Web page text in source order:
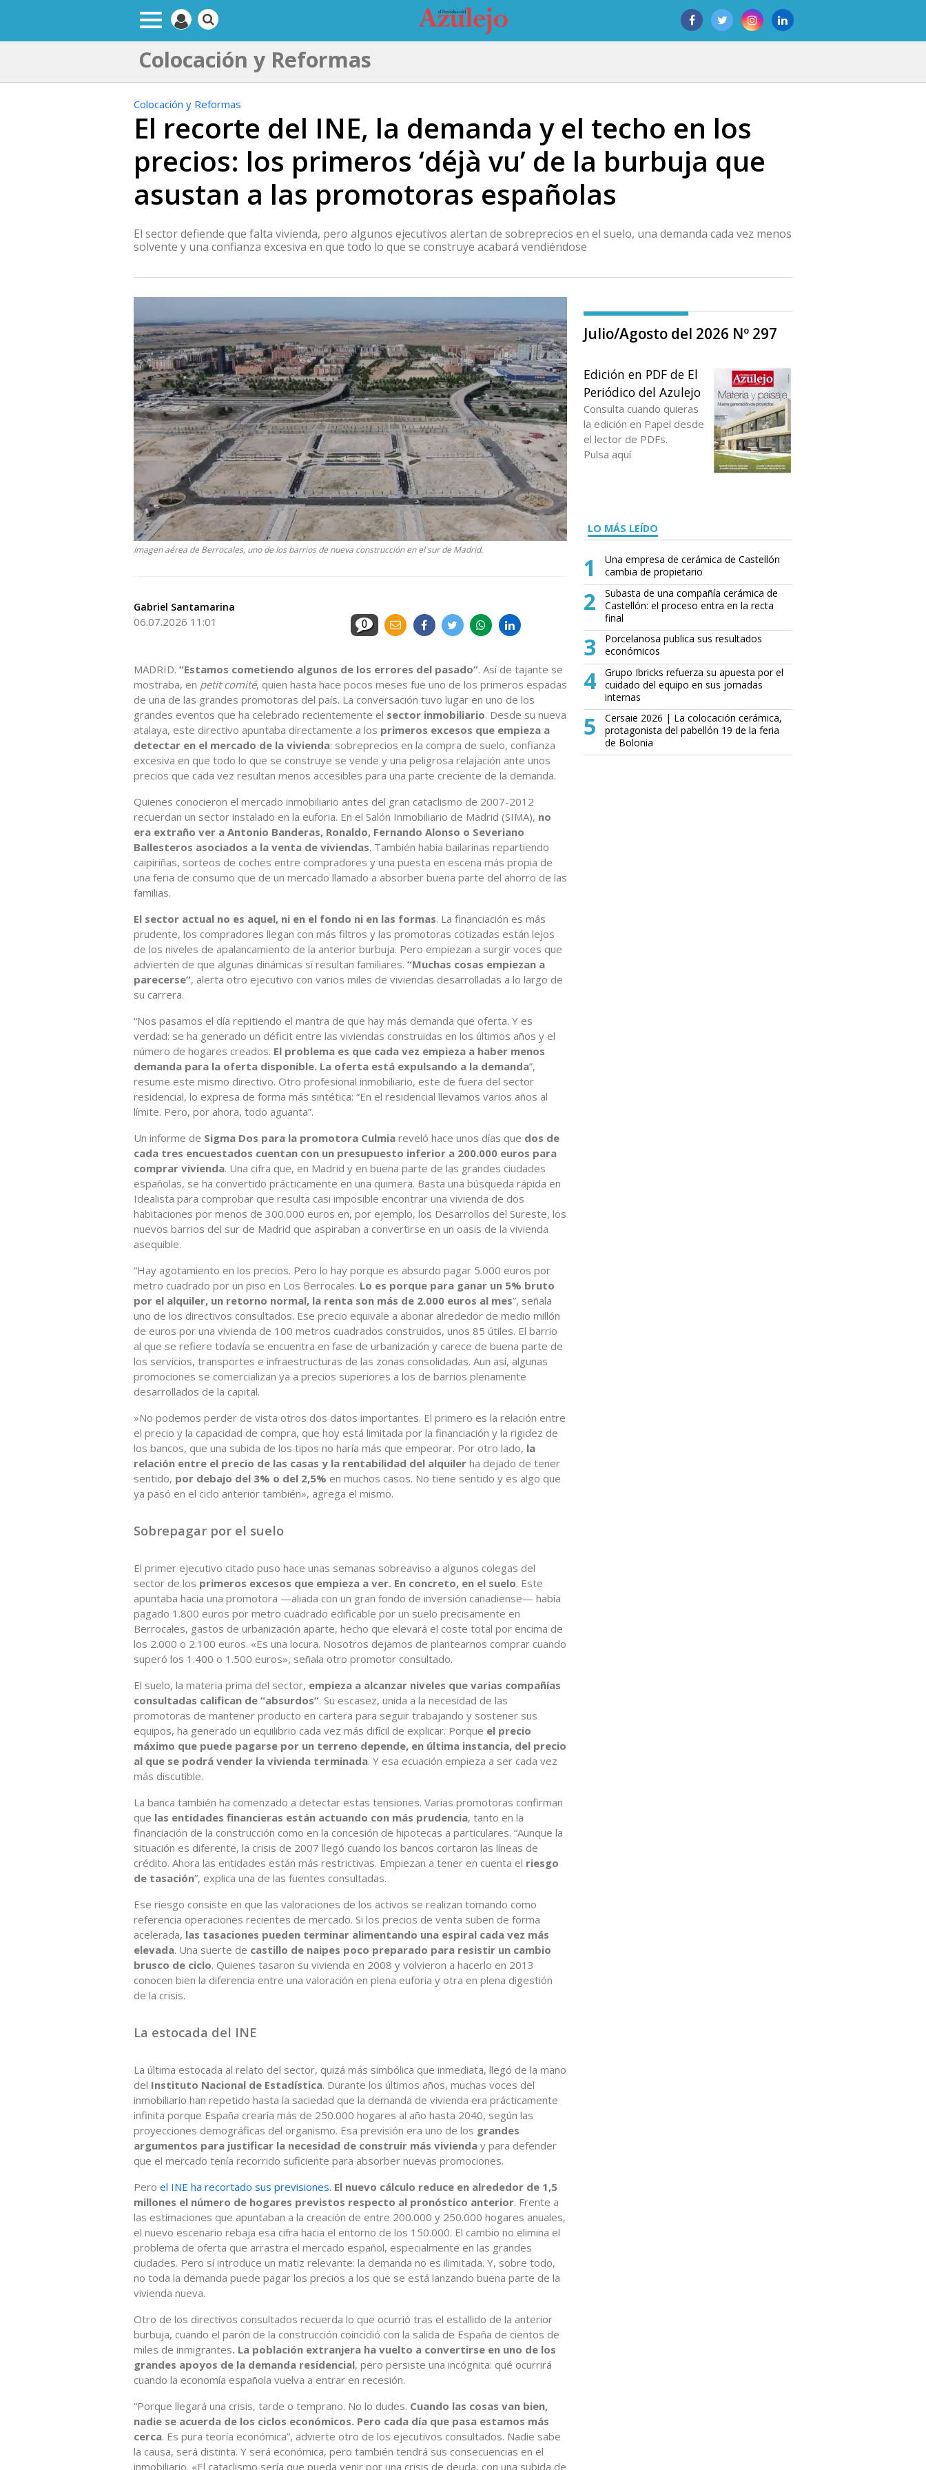
Colocación y Reformas
Colocación y Reformas
El recorte del INE, la demanda y el techo en los
precios: los primeros ‘déjà vu’ de la burbuja que
asustan a las promotoras españolas
El sector defiende que falta vivienda, pero algunos ejecutivos alertan de sobreprecios en el suelo, una demanda cada vez menos
solvente y una confianza excesiva en que todo lo que se construye acabará vendiéndose
Imagen aérea de Berrocales, uno de los barrios de nueva construcción en el sur de Madrid.
Gabriel Santamarina
06.07.2026 11:01 0
MADRID. “Estamos cometiendo algunos de los errores del pasado”. Así de tajante se
mostraba, en petit comité, quien hasta hace pocos meses fue uno de los primeros espadas
de una de las grandes promotoras del país. La conversación tuvo lugar en uno de los
grandes eventos que ha celebrado recientemente el sector inmobiliario. Desde su nueva
atalaya, este directivo apuntaba directamente a los primeros excesos que empieza a
detectar en el mercado de la vivienda: sobreprecios en la compra de suelo, confianza
excesiva en que todo lo que se construye se vende y una peligrosa relajación ante unos
precios que cada vez resultan menos accesibles para una parte creciente de la demanda.
Quienes conocieron el mercado inmobiliario antes del gran cataclismo de 2007-2012
recuerdan un sector instalado en la euforia. En el Salón Inmobiliario de Madrid (SIMA), no
era extraño ver a Antonio Banderas, Ronaldo, Fernando Alonso o Severiano
Ballesteros asociados a la venta de viviendas. También había bailarinas repartiendo
caipiriñas, sorteos de coches entre compradores y una puesta en escena más propia de
una feria de consumo que de un mercado llamado a absorber buena parte del ahorro de las
familias.
El sector actual no es aquel, ni en el fondo ni en las formas. La financiación es más
prudente, los compradores llegan con más filtros y las promotoras cotizadas están lejos
de los niveles de apalancamiento de la anterior burbuja. Pero empiezan a surgir voces que
advierten de que algunas dinámicas sí resultan familiares. “Muchas cosas empiezan a
parecerse”, alerta otro ejecutivo con varios miles de viviendas desarrolladas a lo largo de
su carrera.
“Nos pasamos el día repitiendo el mantra de que hay más demanda que oferta. Y es
verdad: se ha generado un déficit entre las viviendas construidas en los últimos años y el
número de hogares creados. El problema es que cada vez empieza a haber menos
demanda para la oferta disponible. La oferta está expulsando a la demanda”,
resume este mismo directivo. Otro profesional inmobiliario, este de fuera del sector
residencial, lo expresa de forma más sintética: “En el residencial llevamos varios años al
límite. Pero, por ahora, todo aguanta”.
Un informe de Sigma Dos para la promotora Culmia reveló hace unos días que dos de
cada tres encuestados cuentan con un presupuesto inferior a 200.000 euros para
comprar vivienda. Una cifra que, en Madrid y en buena parte de las grandes ciudades
españolas, se ha convertido prácticamente en una quimera. Basta una búsqueda rápida en
Idealista para comprobar que resulta casi imposible encontrar una vivienda de dos
habitaciones por menos de 300.000 euros en, por ejemplo, los Desarrollos del Sureste, los
nuevos barrios del sur de Madrid que aspiraban a convertirse en un oasis de la vivienda
asequible.
“Hay agotamiento en los precios. Pero lo hay porque es absurdo pagar 5.000 euros por
metro cuadrado por un piso en Los Berrocales. Lo es porque para ganar un 5% bruto
por el alquiler, un retorno normal, la renta son más de 2.000 euros al mes”, señala
uno de los directivos consultados. Ese precio equivale a abonar alrededor de medio millón
de euros por una vivienda de 100 metros cuadrados construidos, unos 85 útiles. El barrio
al que se refiere todavía se encuentra en fase de urbanización y carece de buena parte de
los servicios, transportes e infraestructuras de las zonas consolidadas. Aun así, algunas
promociones se comercializan ya a precios superiores a los de barrios plenamente
desarrollados de la capital.
»No podemos perder de vista otros dos datos importantes. El primero es la relación entre
el precio y la capacidad de compra, que hoy está limitada por la financiación y la rigidez de
los bancos, que una subida de los tipos no haría más que empeorar. Por otro lado, la
relación entre el precio de las casas y la rentabilidad del alquiler ha dejado de tener
sentido, por debajo del 3% o del 2,5% en muchos casos. No tiene sentido y es algo que
ya pasó en el ciclo anterior también», agrega el mismo.
Sobrepagar por el suelo
El primer ejecutivo citado puso hace unas semanas sobreaviso a algunos colegas del
sector de los primeros excesos que empieza a ver. En concreto, en el suelo. Este
apuntaba hacia una promotora —aliada con un gran fondo de inversión canadiense— había
pagado 1.800 euros por metro cuadrado edificable por un suelo precisamente en
Berrocales, gastos de urbanización aparte, hecho que elevará el coste total por encima de
los 2.000 o 2.100 euros. «Es una locura. Nosotros dejamos de plantearnos comprar cuando
superó los 1.400 o 1.500 euros», señala otro promotor consultado.
El suelo, la materia prima del sector, empieza a alcanzar niveles que varias compañías
consultadas califican de “absurdos”. Su escasez, unida a la necesidad de las
promotoras de mantener producto en cartera para seguir trabajando y sostener sus
equipos, ha generado un equilibrio cada vez más difícil de explicar. Porque el precio
máximo que puede pagarse por un terreno depende, en última instancia, del precio
al que se podrá vender la vivienda terminada. Y esa ecuación empieza a ser cada vez
más discutible.
La banca también ha comenzado a detectar estas tensiones. Varias promotoras confirman
que las entidades financieras están actuando con más prudencia, tanto en la
financiación de la construcción como en la concesión de hipotecas a particulares. “Aunque la
situación es diferente, la crisis de 2007 llegó cuando los bancos cortaron las líneas de
crédito. Ahora las entidades están más restrictivas. Empiezan a tener en cuenta el riesgo
de tasación”, explica una de las fuentes consultadas.
Ese riesgo consiste en que las valoraciones de los activos se realizan tomando como
referencia operaciones recientes de mercado. Si los precios de venta suben de forma
acelerada, las tasaciones pueden terminar alimentando una espiral cada vez más
elevada. Una suerte de castillo de naipes poco preparado para resistir un cambio
brusco de ciclo. Quienes tasaron su vivienda en 2008 y volvieron a hacerlo en 2013
conocen bien la diferencia entre una valoración en plena euforia y otra en plena digestión
de la crisis.
La estocada del INE
La última estocada al relato del sector, quizá más simbólica que inmediata, llegó de la mano
del Instituto Nacional de Estadística. Durante los últimos años, muchas voces del
inmobiliario han repetido hasta la saciedad que la demanda de vivienda era prácticamente
infinita porque España crearía más de 250.000 hogares al año hasta 2040, según las
proyecciones demográficas del organismo. Esa previsión era uno de los grandes
argumentos para justificar la necesidad de construir más vivienda y para defender
que el mercado tenía recorrido suficiente para absorber nuevas promociones.
Pero el INE ha recortado sus previsiones. El nuevo cálculo reduce en alrededor de 1,5
millones el número de hogares previstos respecto al pronóstico anterior. Frente a
las estimaciones que apuntaban a la creación de entre 200.000 y 250.000 hogares anuales,
el nuevo escenario rebaja esa cifra hacia el entorno de los 150.000. El cambio no elimina el
problema de oferta que arrastra el mercado español, especialmente en las grandes
ciudades. Pero sí introduce un matiz relevante: la demanda no es ilimitada. Y, sobre todo,
no toda la demanda puede pagar los precios a los que se está lanzando buena parte de la
vivienda nueva.
Otro de los directivos consultados recuerda lo que ocurrió tras el estallido de la anterior
burbuja, cuando el parón de la construcción coincidió con la salida de España de cientos de
miles de inmigrantes. La población extranjera ha vuelto a convertirse en uno de los
grandes apoyos de la demanda residencial, pero persiste una incógnita: qué ocurrirá
cuando la economía española vuelva a entrar en recesión.
“Porque llegará una crisis, tarde o temprano. No lo dudes. Cuando las cosas van bien,
nadie se acuerda de los ciclos económicos. Pero cada día que pasa estamos más
cerca. Es pura teoría económica”, advierte otro de los ejecutivos consultados. Nadie sabe
la causa, será distinta. Y será económica, pero también tendrá sus consecuencias en el
inmobiliario. «El cataclismo sería que pueda venir por una crisis de deuda, con una subida de
Julio/Agosto del 2026 Nº 297
Edición en PDF de El
Periódico del Azulejo
Consulta cuando quieras
la edición en Papel desde
el lector de PDFs.
Pulsa aquí
LO MÁS LEÍDO
1
Una empresa de cerámica de Castellón
cambia de propietario
2
Subasta de una compañía cerámica de
Castellón: el proceso entra en la recta
final
3
Porcelanosa publica sus resultados
económicos
4
Grupo Ibricks refuerza su apuesta por el
cuidado del equipo en sus jornadas
internas
5
Cersaie 2026 | La colocación cerámica,
protagonista del pabellón 19 de la feria
de Bolonia